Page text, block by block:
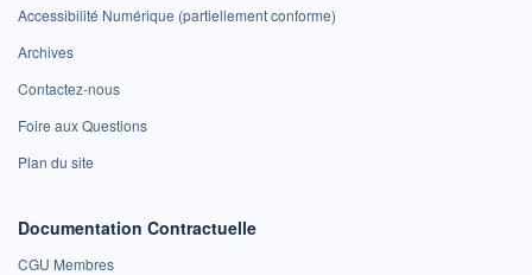
Accessibilité Numérique (partiellement conforme)
Archives
Contactez-nous
Foire aux Questions
Plan du site
Documentation Contractuelle
CGU Membres